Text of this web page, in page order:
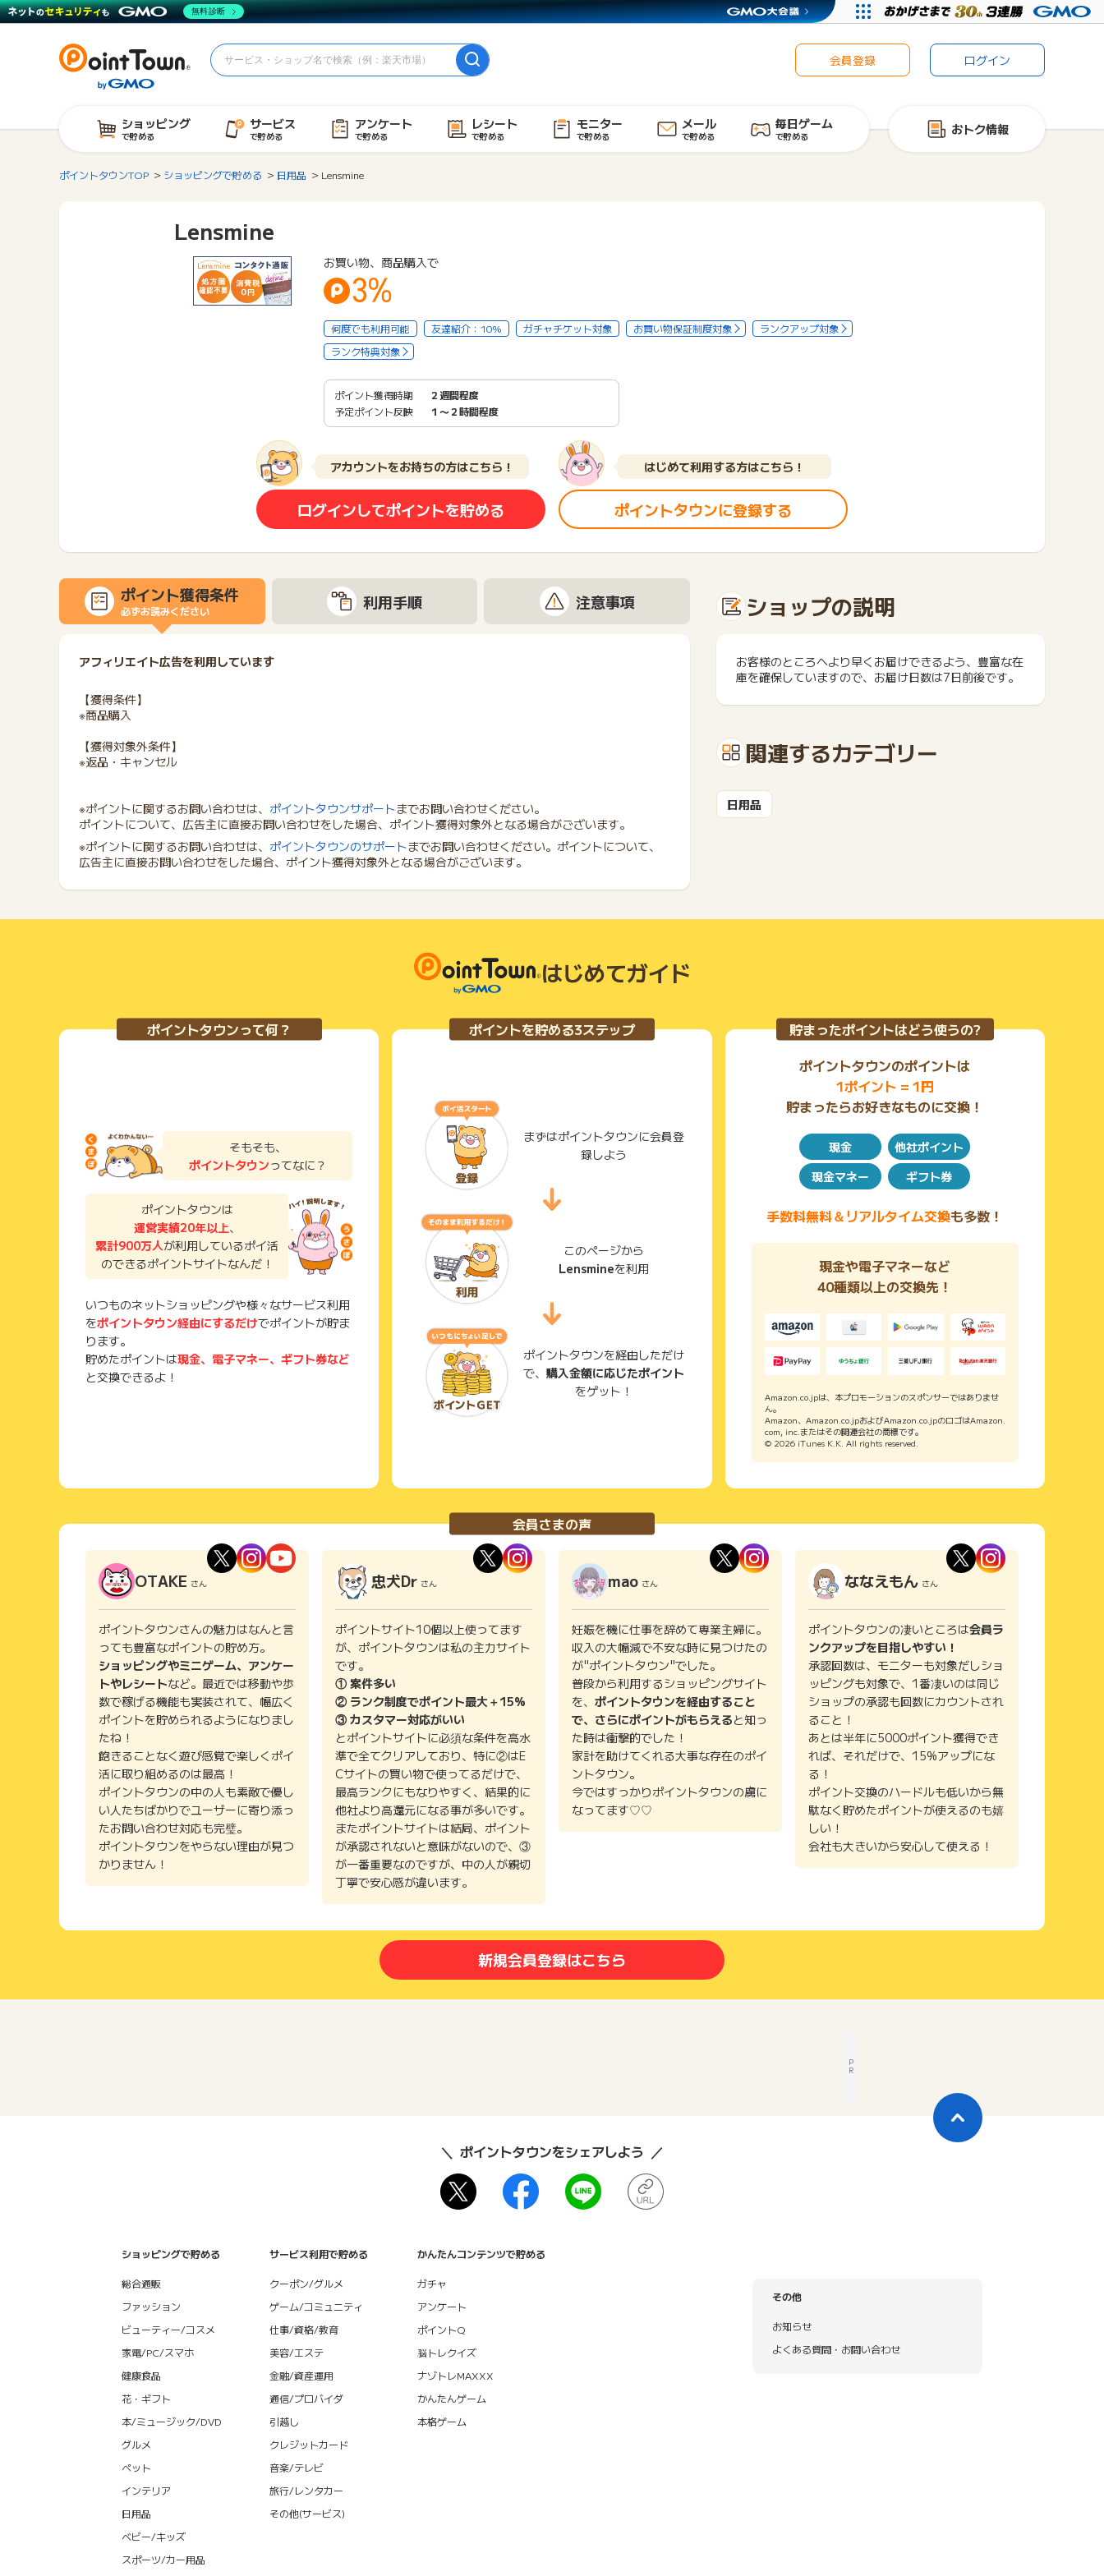
会員登録 ログイン
ショッピング
で貯める
サービス
で貯める
アンケート
で貯める
レシート
で貯める
モニター
で貯める
メール
で貯める
毎日ゲーム
で貯める おトク情報
ポイントタウンTOP ショッピングで貯める 日用品 Lensmine
Lensmine
お買い物、商品購入で
3%
何度でも利用可能 友達紹介：10% ガチャチケット対象 お買い物保証制度対象
ランクアップ対象
ランク特典対象
ポイント獲得時期
２週間程度
予定ポイント反映
１〜２時間程度
アカウントをお持ちの方はこちら！
ログインしてポイントを貯める
はじめて利用する方はこちら！
ポイントタウンに登録する
ポイント獲得条件
必ずお読みください 利用手順 注意事項
アフィリエイト広告を利用しています
【獲得条件】
※商品購入
【獲得対象外条件】
※返品・キャンセル
※ポイントに関するお問い合わせは、 ポイントタウンサポートまでお問い合わせください。
ポイントについて、広告主に直接お問い合わせをした場合、ポイント獲得対象外となる場合がございます。
※ポイントに関するお問い合わせは、 ポイントタウンのサポートまでお問い合わせください。ポイントについて、
広告主に直接お問い合わせをした場合、ポイント獲得対象外となる場合がございます。
ショップの説明
お客様のところへより早くお届けできるよう、豊富な在
庫を確保していますので、お届け日数は7日前後です。
関連するカテゴリー
日用品
はじめてガイド
ポイントタウンって何？
そもそも、
ポイントタウンってなに？
ポイントタウンは
運営実績20年以上、
累計900万人が利用しているポイ活
のできるポイントサイトなんだ！
いつものネットショッピングや様々なサービス利用
をポイントタウン経由にするだけでポイントが貯ま
ります。
貯めたポイントは現金、電子マネー、ギフト券など
と交換できるよ！
ポイントを貯める3ステップ
まずはポイントタウンに会員登
録しよう
このページから
Lensmineを利用
ポイントタウンを経由しただけ
で、 購入金額に応じたポイント
をゲット！
貯まったポイントはどう使うの?
ポイントタウンのポイントは
1ポイント = 1円
貯まったらお好きなものに交換！
現金
他社ポイント
現金マネー
ギフト券
手数料無料＆リアルタイム交換も多数！
現金や電子マネーなど
40種類以上の交換先！
Amazon.co.jpは、本プロモーションのスポンサーではありませ
ん。
Amazon、Amazon.co.jpおよびAmazon.co.jpのロゴはAmazon.
com, inc.またはその関連会社の商標です。
© 2026 iTunes K.K. All rights reserved.
会員さまの声
OTAKE さん
ポイントタウンさんの魅力はなんと言
っても豊富なポイントの貯め方。
ショッピングやミニゲーム、アンケー
トやレシートなど。最近では移動や歩
数で稼げる機能も実装されて、幅広く
ポイントを貯められるようになりまし
たね！
飽きることなく遊び感覚で楽しくポイ
活に取り組めるのは最高！
ポイントタウンの中の人も素敵で優し
い人たちばかりでユーザーに寄り添っ
たお問い合わせ対応も完璧。
ポイントタウンをやらない理由が見つ
かりません！
忠犬Dr さん
ポイントサイト10個以上使ってます
が、ポイントタウンは私の主力サイト
です。
① 案件多い
② ランク制度でポイント最大＋15%
③ カスタマー対応がいい
とポイントサイトに必須な条件を高水
準で全てクリアしており、特に②はE
Cサイトの買い物で使ってるだけで、
最高ランクにもなりやすく、結果的に
他社より高還元になる事が多いです。
またポイントサイトは結局、ポイント
が承認されないと意味がないので、③
が一番重要なのですが、中の人が親切
丁寧で安心感が違います。
mao さん
妊娠を機に仕事を辞めて専業主婦に。
収入の大幅減で不安な時に見つけたの
が"ポイントタウン"でした。
普段から利用するショッピングサイト
を、 ポイントタウンを経由すること
で、さらにポイントがもらえると知っ
た時は衝撃的でした！
家計を助けてくれる大事な存在のポイ
ントタウン。
今ではすっかりポイントタウンの虜に
なってます♡♡
ななえもん さん
ポイントタウンの凄いところは会員ラ
ンクアップを目指しやすい！
承認回数は、モニターも対象だしショ
ッピングも対象で、1番凄いのは同じ
ショップの承認も回数にカウントされ
ること！
あとは半年に5000ポイント獲得でき
れば、それだけで、15%アップにな
る！
ポイント交換のハードルも低いから無
駄なく貯めたポイントが使えるのも嬉
しい！
会社も大きいから安心して使える！
新規会員登録はこちら
P
R
ポイントタウンをシェアしよう
ショッピングで貯める
総合通販
ファッション
ビューティー/コスメ
家電/PC/スマホ
健康食品
花・ギフト
本/ミュージック/DVD
グルメ
ペット
インテリア
日用品
ベビー/キッズ
スポーツ/カー用品
サービス利用で貯める
クーポン/グルメ
ゲーム/コミュニティ
仕事/資格/教育
美容/エステ
金融/資産運用
通信/プロバイダ
引越し
クレジットカード
音楽/テレビ
旅行/レンタカー
その他(サービス)
かんたんコンテンツで貯める
ガチャ
アンケート
ポイントQ
脳トレクイズ
ナゾトレMAXXX
かんたんゲーム
本格ゲーム
その他
お知らせ
よくある質問・お問い合わせ
無料診断